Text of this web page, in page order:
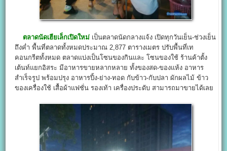
ตลาดนัดเฮียเล็กเปิดใหม่ เป็นตลาดนัดกลางแจ้ง เปิดทุกวันเย็น-ช่วงเย็น
ถึงค่ำ พื้นที่ตลาดทั้งหมดประมาณ 2,877 ตารางเมตร ปรับพื้นที่เท
คอนกรีตทั้งหมด ตลาดแบ่งเป็นโซนของกินและ โซนของใช้ ร้านค้าตั้ง
เต้นท์แยกอิสระ มีอาหารขายหลากหลาย ทั้งของสด-ของแห้ง อาหาร
สำเร็จรูป พร้อมปรุง อาหารปิ้ง-ย่าง-ทอด กับข้าว-กับปลา ผักผลไม้ ข้าว
ของเครื่องใช้ เสื้อผ้าแฟชั่น รองเท้า เครื่องประดับ สามารถมาขายได้เลย